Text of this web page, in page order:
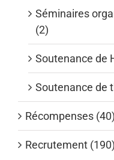
Séminaires
(2)
Soutenance de
Soutenance de
Récompenses (40)
Recrutement (190)